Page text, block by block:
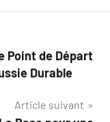
Point de Départ
Durable
Article suivant